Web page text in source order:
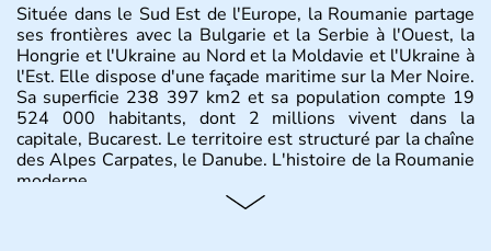
Située dans le Sud Est de l'Europe, la Roumanie partage
ses frontières avec la Bulgarie et la Serbie à l'Ouest, la
Hongrie et l'Ukraine au Nord et la Moldavie et l'Ukraine à
l'Est. Elle dispose d'une façade maritime sur la Mer Noire.
Sa superficie 238 397 km2 et sa population compte 19
524 000 habitants, dont 2 millions vivent dans la
capitale, Bucarest. Le territoire est structuré par la chaîne
des Alpes Carpates, le Danube. L'histoire de la Roumanie
moderne.